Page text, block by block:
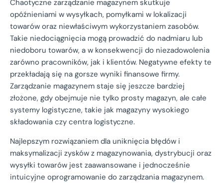
Chaotyczne zarządzanie magazynem skutkuje
opóźnieniami w wysyłkach, pomyłkami w lokalizacji
towarów oraz niewłaściwym wykorzystaniem zasobów.
Takie niedociągnięcia mogą prowadzić do nadmiaru lub
niedoboru towarów, a w konsekwencji do niezadowolenia
zarówno pracowników, jak i klientów. Negatywne efekty te
przekładają się na gorsze wyniki finansowe firmy.
Zarządzanie magazynem staje się jeszcze bardziej
złożone, gdy obejmuje nie tylko prosty magazyn, ale całe
systemy logistyczne, takie jak magazyny wysokiego
składowania czy centra logistyczne.
Najlepszym rozwiązaniem dla uniknięcia błędów i
maksymalizacji zysków z magazynowania, dystrybucji oraz
wysyłki towarów jest zaawansowane i jednocześnie
intuicyjne oprogramowanie do zarządzania magazynem.